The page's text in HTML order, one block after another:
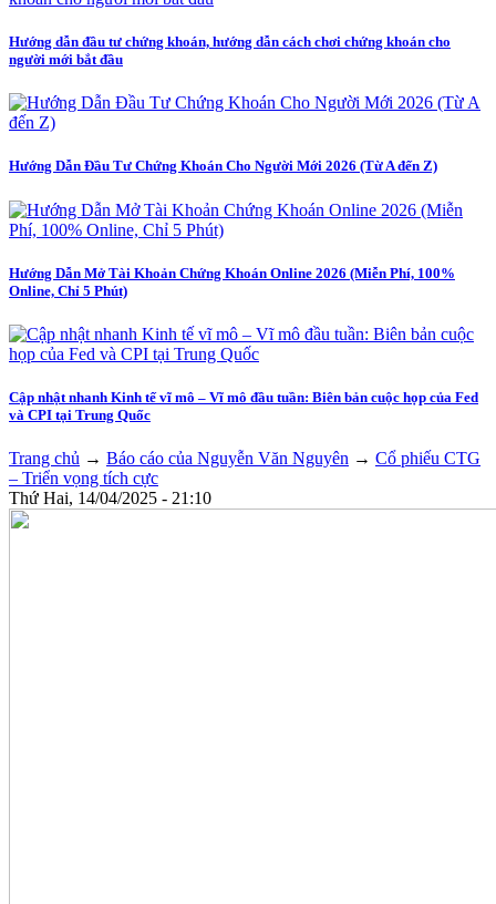
Hướng dẫn đầu tư chứng khoán, hướng dẫn cách chơi chứng khoán cho
người mới bắt đầu
Hướng Dẫn Đầu Tư Chứng Khoán Cho Người Mới 2026 (Từ A đến Z)
Hướng Dẫn Mở Tài Khoản Chứng Khoán Online 2026 (Miễn Phí, 100%
Online, Chỉ 5 Phút)
Cập nhật nhanh Kinh tế vĩ mô – Vĩ mô đầu tuần: Biên bản cuộc họp của Fed
và CPI tại Trung Quốc
Trang chủ → Báo cáo của Nguyễn Văn Nguyên → Cổ phiếu CTG
– Triển vọng tích cực
Thứ Hai, 14/04/2025 - 21:10